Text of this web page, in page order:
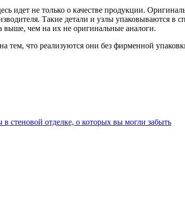
идет не только о качестве продукции.
Такие детали и узлы упаковываются в
выше, чем на их не оригинальные аналоги.
тем, что реализуются они без фирменной
стеновой отделке, о которых вы могли забыть